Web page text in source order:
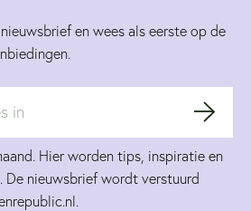
en wees als eerste op de
Hier worden tips, inspiratie en
De nieuwsbrief wordt verstuurd